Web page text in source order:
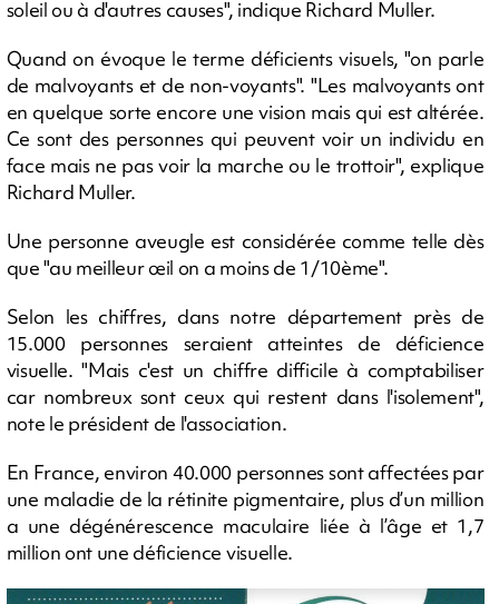
soleil ou à d'autres causes", indique Richard Muller.
Quand on évoque le terme déficients visuels, "on parle
de malvoyants et de non-voyants". "Les malvoyants ont
en quelque sorte encore une vision mais qui est altérée.
Ce sont des personnes qui peuvent voir un individu en
face mais ne pas voir la marche ou le trottoir", explique
Richard Muller.
Une personne aveugle est considérée comme telle dès
que "au meilleur œil on a moins de 1/10ème".
Selon les chiffres, dans notre département près de
15.000 personnes seraient atteintes de déficience
visuelle. "Mais c'est un chiffre difficile à comptabiliser
car nombreux sont ceux qui restent dans l'isolement",
note le président de l'association.
En France, environ 40.000 personnes sont affectées par
une maladie de la rétinite pigmentaire, plus d’un million
a une dégénérescence maculaire liée à l’âge et 1,7
million ont une déficience visuelle.